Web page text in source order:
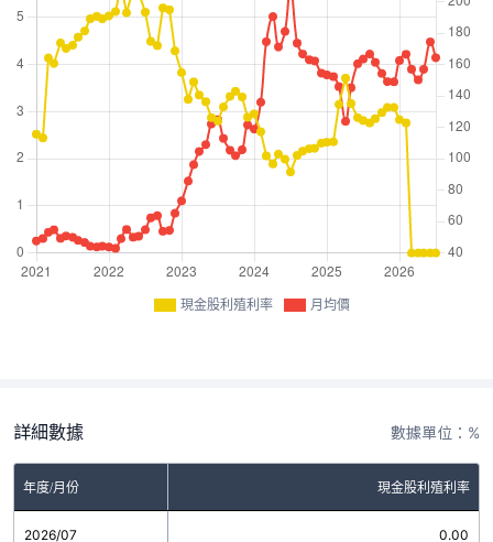
現金股利殖利率 月均價
詳細數據 數據單位：%
年度/月份 現金股利殖利率
2026/07 0.00